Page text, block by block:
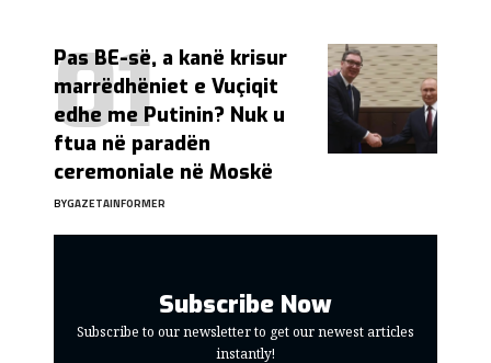
Pas BE-së, a kanë krisur
marrëdhëniet e Vuçiqit
edhe me Putinin? Nuk u
ftua në paradën
ceremoniale në Moskë
BYGAZETAINFORMER
Subscribe Now
Subscribe to our newsletter to get our newest articles
instantly!